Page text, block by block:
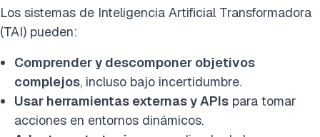
Los sistemas de Inteligencia Artificial Transformadora
(TAI) pueden:
Comprender y descomponer objetivos
complejos, incluso bajo incertidumbre.
Usar herramientas externas y APIs para tomar
acciones en entornos dinámicos.